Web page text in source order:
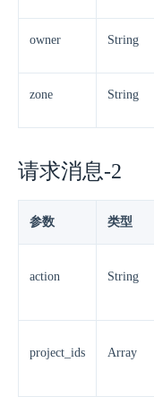
owner String
zone String
请求消息-2
参数 类型
action String
project_ids Array